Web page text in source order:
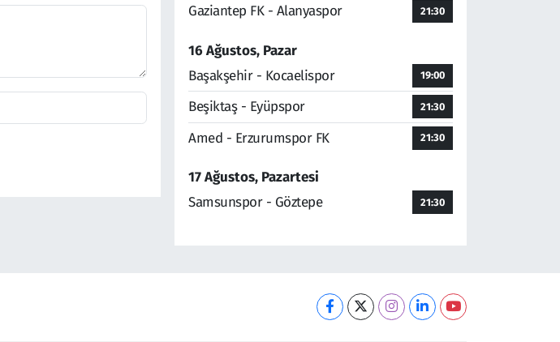
Gaziantep FK - Alanyaspor 21:30
16 Ağustos, Pazar
Başakşehir - Kocaelispor
19:00
Beşiktaş - Eyüpspor 21:30
Amed - Erzurumspor FK 21:30
17 Ağustos, Pazartesi
Samsunspor - Göztepe
21:30